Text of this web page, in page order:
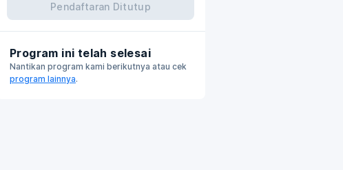
Pendaftaran Ditutup
Program ini telah selesai
Nantikan program kami berikutnya atau cek
program lainnya.